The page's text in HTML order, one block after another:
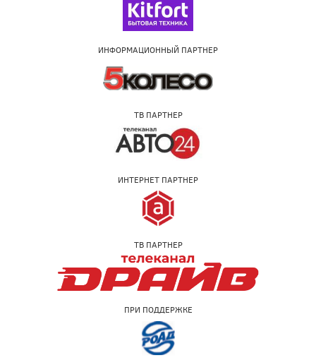
ИНФОРМАЦИОННЫЙ ПАРТНЕР
ТВ ПАРТНЕР
ИНТЕРНЕТ ПАРТНЕР
ТВ ПАРТНЕР
ПРИ ПОДДЕРЖКЕ